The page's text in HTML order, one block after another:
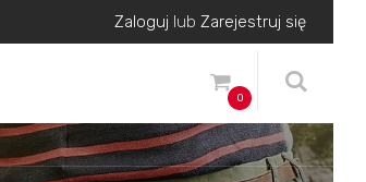
Zaloguj lub Zarejestruj się
0